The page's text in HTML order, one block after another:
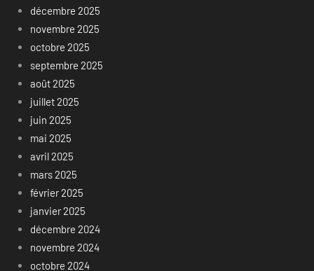
décembre 2025
novembre 2025
octobre 2025
septembre 2025
août 2025
juillet 2025
juin 2025
mai 2025
avril 2025
mars 2025
février 2025
janvier 2025
décembre 2024
novembre 2024
octobre 2024